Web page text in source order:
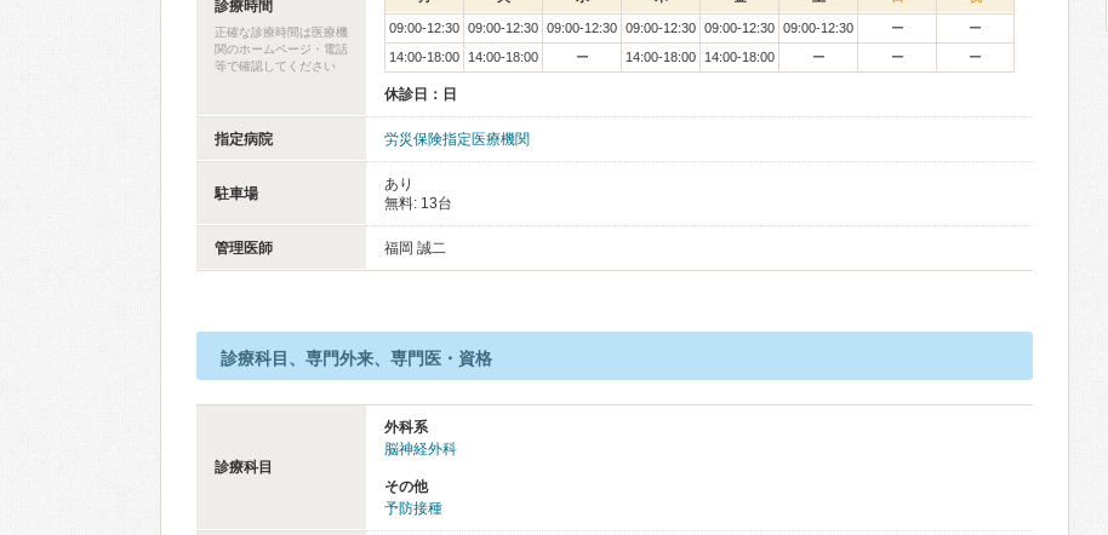
診療時間
正確な診療時間は医療機
関のホームページ・電話
等で確認してください
09:00-12:30 09:00-12:30 09:00-12:30 09:00-12:30 09:00-12:30 09:00-12:30 ー
ー
14:00-18:00
14:00-18:00 ー 14:00-18:00 14:00-18:00 ー ー ー
休診日：日
指定病院 労災保険指定医療機関
駐車場
あり
無料: 13台
管理医師 福岡 誠二
診療科目、専門外来、専門医・資格
診療科目
外科系
脳神経外科
その他
予防接種